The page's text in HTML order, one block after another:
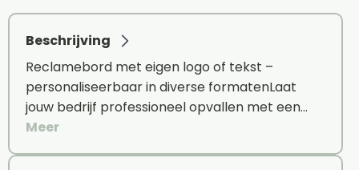
Beschrijving
Reclamebord met eigen logo of tekst –
personaliseerbaar in diverse formatenLaat
jouw bedrijf professioneel opvallen met een…
Meer